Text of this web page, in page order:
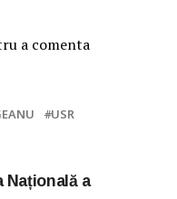
a comenta
USR
Națională a